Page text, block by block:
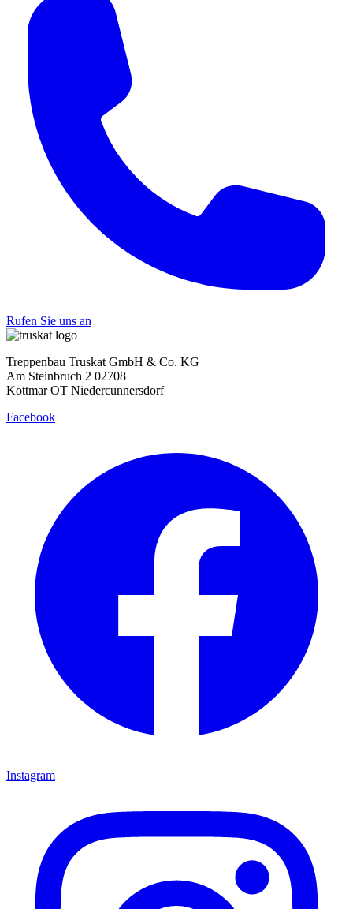
Rufen Sie uns an
Treppenbau Truskat GmbH & Co. KG
Am Steinbruch 2 02708
Kottmar OT Niedercunnersdorf
Facebook
Instagram